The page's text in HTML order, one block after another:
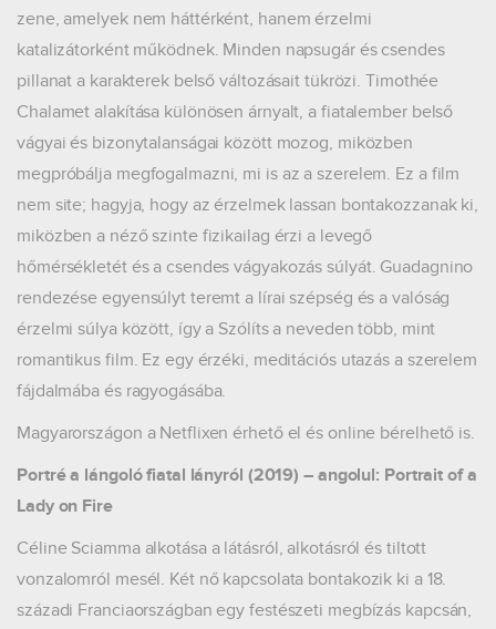
zene, amelyek nem háttérként, hanem érzelmi
katalizátorként működnek. Minden napsugár és csendes
pillanat a karakterek belső változásait tükrözi. Timothée
Chalamet alakítása különösen árnyalt, a fiatalember belső
vágyai és bizonytalanságai között mozog, miközben
megpróbálja megfogalmazni, mi is az a szerelem. Ez a film
nem site; hagyja, hogy az érzelmek lassan bontakozzanak ki,
miközben a néző szinte fizikailag érzi a levegő
hőmérsékletét és a csendes vágyakozás súlyát. Guadagnino
rendezése egyensúlyt teremt a lírai szépség és a valóság
érzelmi súlya között, így a Szólíts a neveden több, mint
romantikus film. Ez egy érzéki, meditációs utazás a szerelem
fájdalmába és ragyogásába.
Magyarországon a Netflixen érhető el és online bérelhető is.
Portré a lángoló fiatal lányról (2019) – angolul: Portrait of a
Lady on Fire
Céline Sciamma alkotása a látásról, alkotásról és tiltott
vonzalomról mesél. Két nő kapcsolata bontakozik ki a 18.
századi Franciaországban egy festészeti megbízás kapcsán,